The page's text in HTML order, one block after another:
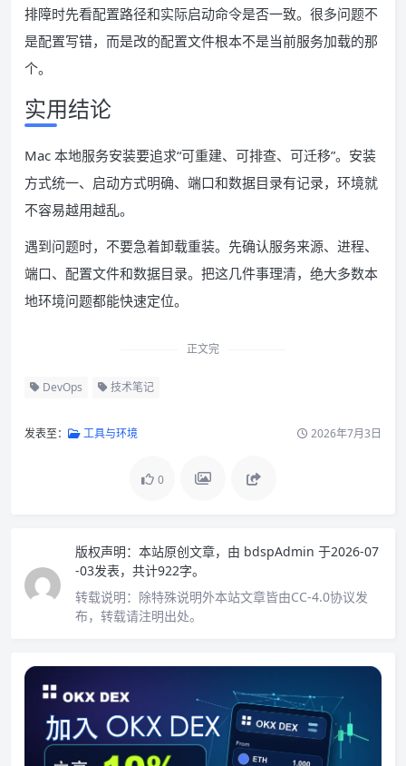
排障时先看配置路径和实际启动命令是否一致。很多问题不
是配置写错，而是改的配置文件根本不是当前服务加载的那
个。
实用结论
Mac 本地服务安装要追求“可重建、可排查、可迁移”。安装
方式统一、启动方式明确、端口和数据目录有记录，环境就
不容易越用越乱。
遇到问题时，不要急着卸载重装。先确认服务来源、进程、
端口、配置文件和数据目录。把这几件事理清，绝大多数本
地环境问题都能快速定位。
正文完
DevOps 技术笔记
发表至： 工具与环境 2026年7月3日
0
版权声明： 本站原创文章，由 bdspAdmin 于2026-07
-03发表，共计922字。
转载说明： 除特殊说明外本站文章皆由CC-4.0协议发
布，转载请注明出处。